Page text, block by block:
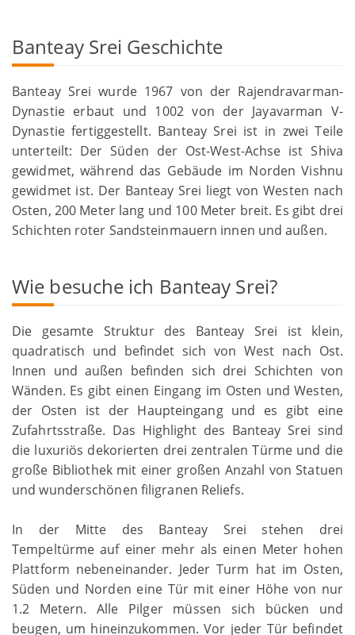
Banteay Srei Geschichte
Banteay Srei wurde 1967 von der Rajendravarman-
Dynastie erbaut und 1002 von der Jayavarman V-
Dynastie fertiggestellt. Banteay Srei ist in zwei Teile
unterteilt: Der Süden der Ost-West-Achse ist Shiva
gewidmet, während das Gebäude im Norden Vishnu
gewidmet ist. Der Banteay Srei liegt von Westen nach
Osten, 200 Meter lang und 100 Meter breit. Es gibt drei
Schichten roter Sandsteinmauern innen und außen.
Wie besuche ich Banteay Srei?
Die gesamte Struktur des Banteay Srei ist klein,
quadratisch und befindet sich von West nach Ost.
Innen und außen befinden sich drei Schichten von
Wänden. Es gibt einen Eingang im Osten und Westen,
der Osten ist der Haupteingang und es gibt eine
Zufahrtsstraße. Das Highlight des Banteay Srei sind
die luxuriös dekorierten drei zentralen Türme und die
große Bibliothek mit einer großen Anzahl von Statuen
und wunderschönen filigranen Reliefs.
In der Mitte des Banteay Srei stehen drei
Tempeltürme auf einer mehr als einen Meter hohen
Plattform nebeneinander. Jeder Turm hat im Osten,
Süden und Norden eine Tür mit einer Höhe von nur
1.2 Metern. Alle Pilger müssen sich bücken und
beugen, um hineinzukommen. Vor jeder Tür befindet